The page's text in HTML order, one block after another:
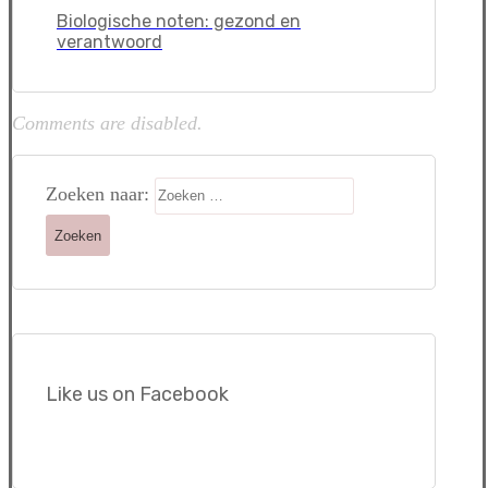
Biologische noten: gezond en
verantwoord
Comments are disabled.
Zoeken naar:
Like us on Facebook